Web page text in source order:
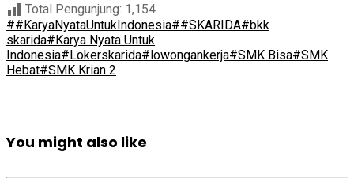
Total Pengunjung: 1,154
##KaryaNyataUntukIndonesia##SKARIDA#bkk
skarida#Karya Nyata Untuk
Indonesia#Lokerskarida#lowongankerja#SMK Bisa#SMK
Hebat#SMK Krian 2
You might also like